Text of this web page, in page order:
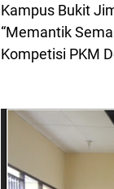
Kampus Bukit
“Memantik
Kompetisi PKM